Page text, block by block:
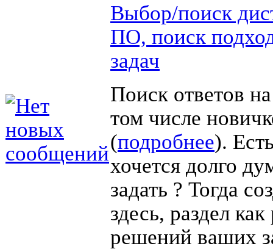
Выбор/поиск
ПО, поиск
задач
Поиск ответов
том числе
(подробнее).
хочется долго
задать ? Тогда
здесь, раздел
решений ваших